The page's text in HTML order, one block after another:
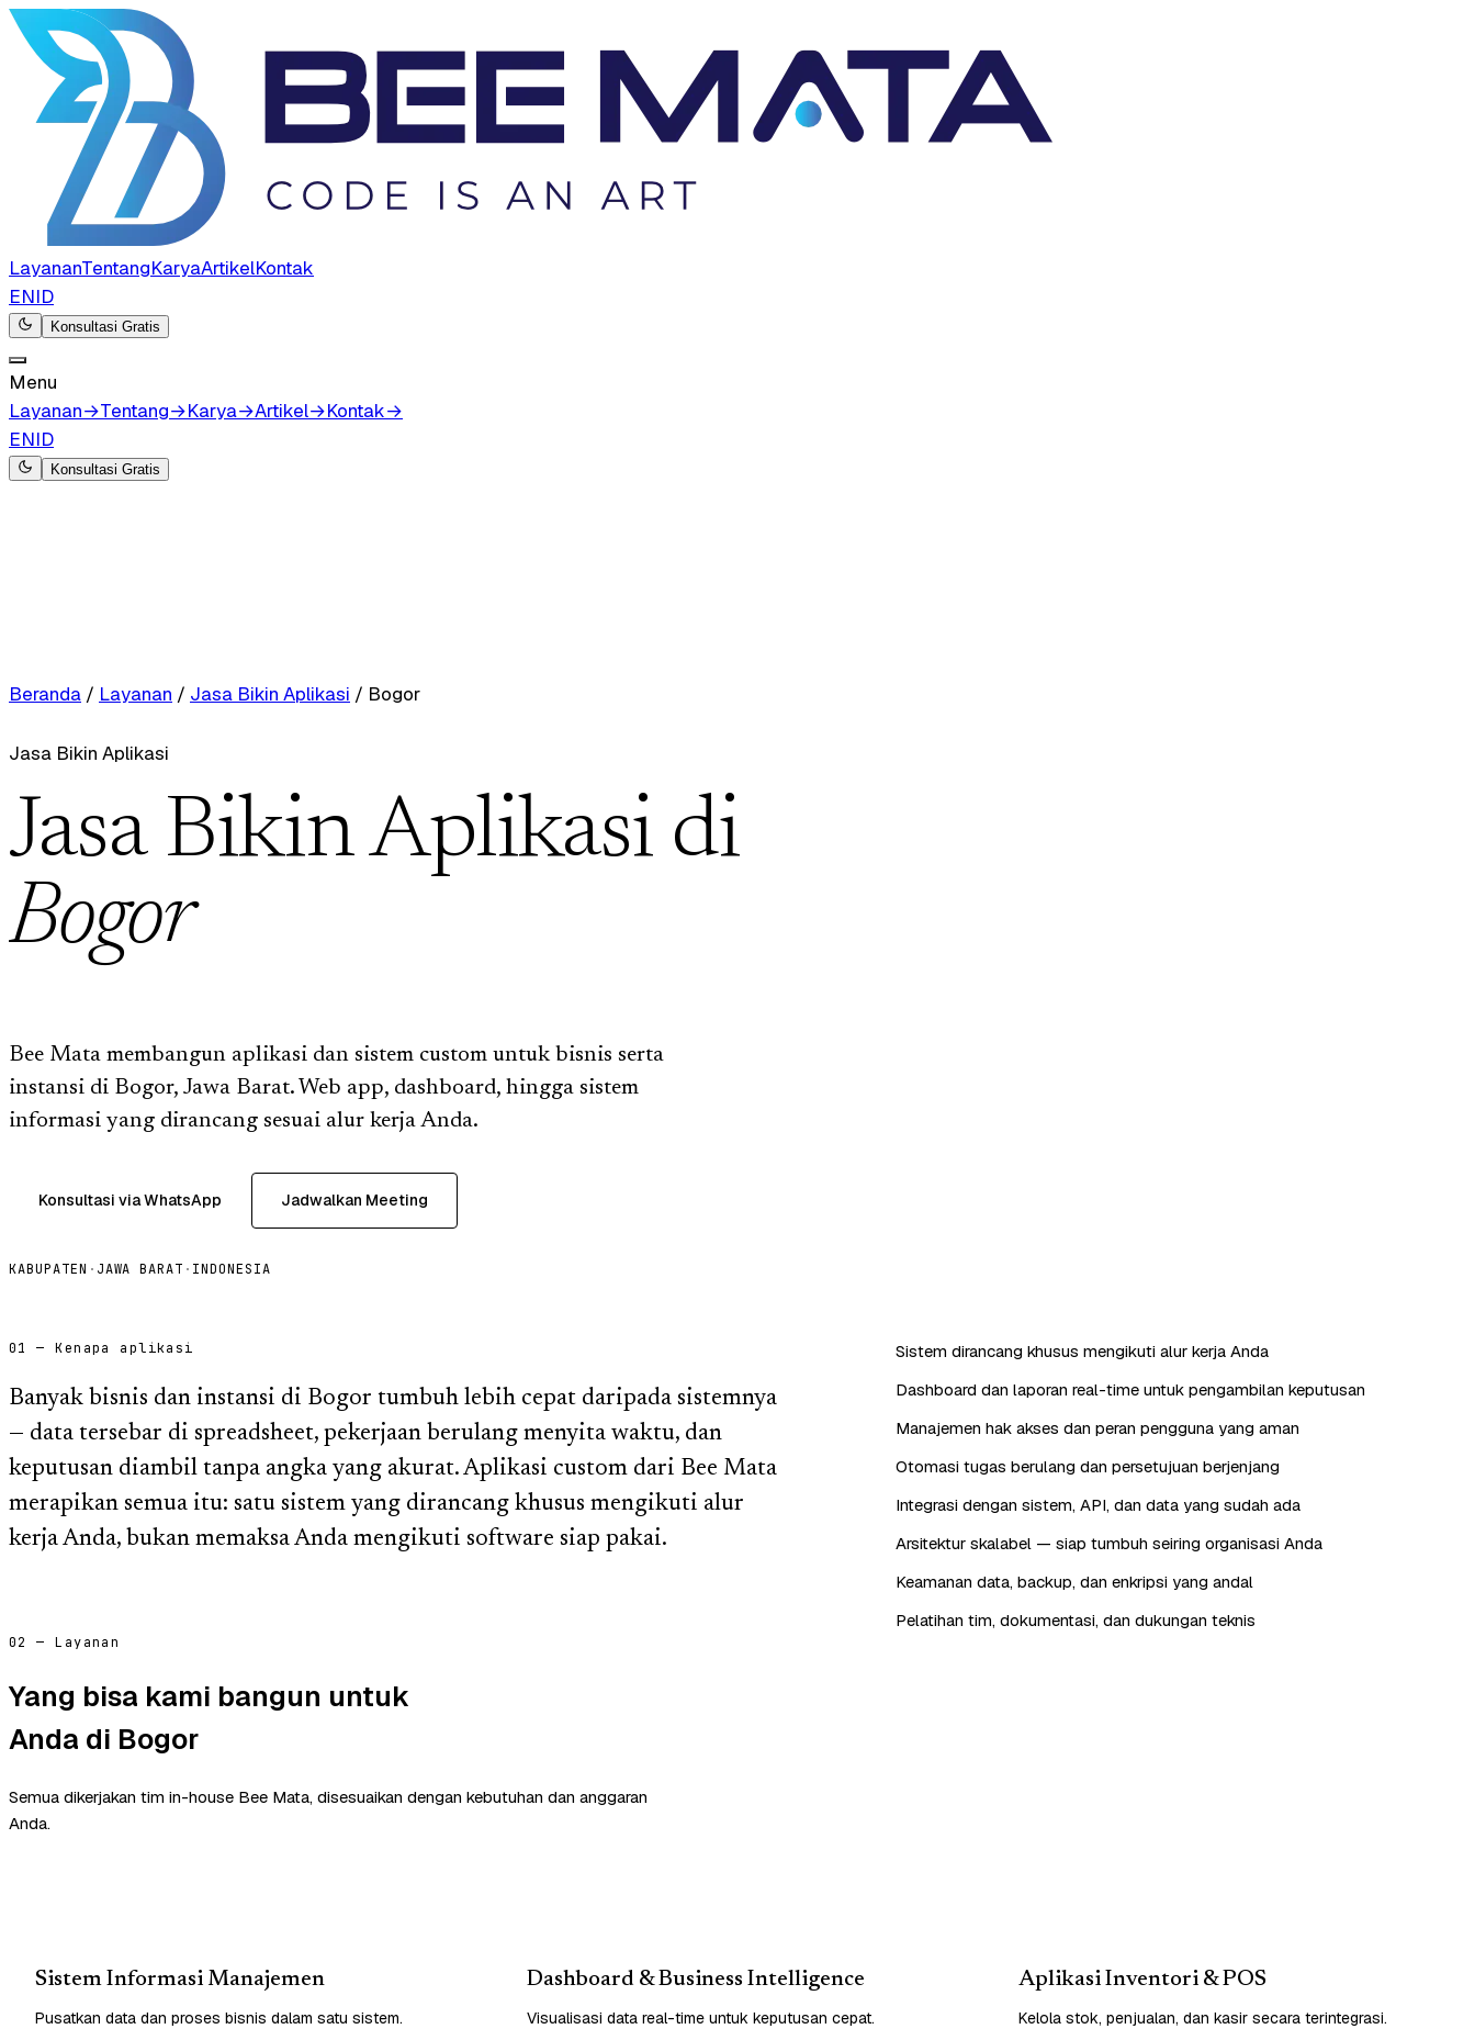
LayananTentangKaryaArtikelKontak
ENID
Konsultasi Gratis
Menu
Layanan→Tentang→Karya→Artikel→Kontak→
ENID
Konsultasi Gratis
Beranda / Layanan / Jasa Bikin Aplikasi / Bogor
Jasa Bikin Aplikasi
Jasa Bikin Aplikasi di
Bogor
Bee Mata membangun aplikasi dan sistem custom untuk bisnis serta
instansi di Bogor, Jawa Barat. Web app, dashboard, hingga sistem
informasi yang dirancang sesuai alur kerja Anda.
Konsultasi via WhatsApp Jadwalkan Meeting
KABUPATEN · JAWA BARAT · INDONESIA
01 — Kenapa aplikasi
Banyak bisnis dan instansi di Bogor tumbuh lebih cepat daripada sistemnya
— data tersebar di spreadsheet, pekerjaan berulang menyita waktu, dan
keputusan diambil tanpa angka yang akurat. Aplikasi custom dari Bee Mata
merapikan semua itu: satu sistem yang dirancang khusus mengikuti alur
kerja Anda, bukan memaksa Anda mengikuti software siap pakai.
Sistem dirancang khusus mengikuti alur kerja Anda
Dashboard dan laporan real-time untuk pengambilan keputusan
Manajemen hak akses dan peran pengguna yang aman
Otomasi tugas berulang dan persetujuan berjenjang
Integrasi dengan sistem, API, dan data yang sudah ada
Arsitektur skalabel — siap tumbuh seiring organisasi Anda
Keamanan data, backup, dan enkripsi yang andal
Pelatihan tim, dokumentasi, dan dukungan teknis
02 — Layanan
Yang bisa kami bangun untuk
Anda di Bogor
Semua dikerjakan tim in-house Bee Mata, disesuaikan dengan kebutuhan dan anggaran
Anda.
Sistem Informasi Manajemen
Pusatkan data dan proses bisnis dalam satu sistem.
Dashboard & Business Intelligence
Visualisasi data real-time untuk keputusan cepat.
Aplikasi Inventori & POS
Kelola stok, penjualan, dan kasir secara terintegrasi.